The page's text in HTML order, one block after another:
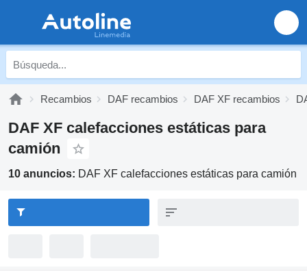
Recambios DAF recambios DAF XF recambios
DAF XF calefacciones estáticas para
camión
10 anuncios: DAF XF calefacciones estáticas para camión